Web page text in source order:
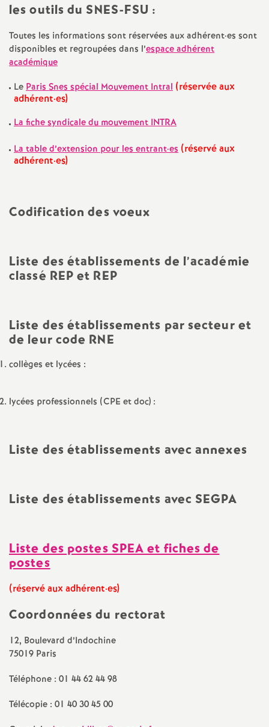
s
e
g
e
t
S
c
n
les outils du SNES-FSU :
Toutes les informations sont réservées aux adhérent·es sont
disponibles et regroupées dans l’espace adhérent
académique
LeParis Snes spécial Mouvement Intral (réservée aux
adhérent·es)
La fiche syndicale du mouvement INTRA
La table d’extension pour les entrant·es (réservé aux
adhérent·es)
Codification des voeux
Liste des établissements de l’académie
classé REP et REP
Liste des établissements par secteur et
de leur code RNE
collèges et lycées :
lycées professionnels (CPE et doc) :
Liste des établissements avec annexes
Liste des établissements avec SEGPA
Liste des postes SPEA et fiches de
postes
(réservé aux adhérent·es)
Coordonnées du rectorat
12, Boulevard d’Indochine
75019 Paris
Téléphone : 01 44 62 44 98
Télécopie : 01 40 30 45 00